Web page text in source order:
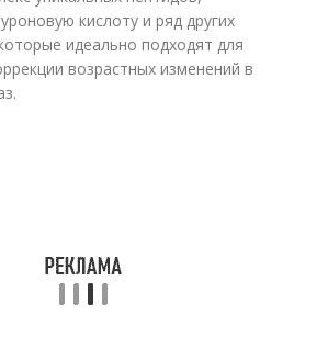
кислоту и ряд других
идеально подходят для
возрастных изменений в